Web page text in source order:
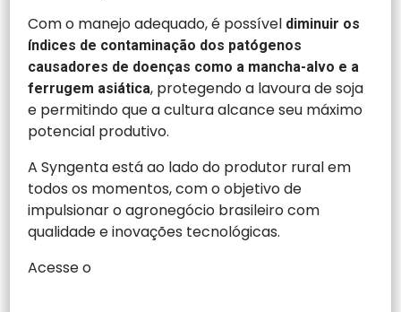
Com o manejo adequado, é possível diminuir os
índices de contaminação dos patógenos
causadores de doenças como a mancha-alvo e a
ferrugem asiática, protegendo a lavoura de soja
e permitindo que a cultura alcance seu máximo
potencial produtivo.
A Syngenta está ao lado do produtor rural em
todos os momentos, com o objetivo de
impulsionar o agronegócio brasileiro com
qualidade e inovações tecnológicas.
Acesse o